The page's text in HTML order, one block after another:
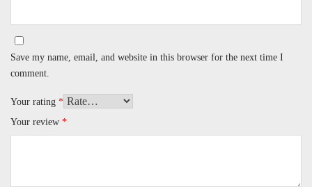
Save my name, email, and website in this browser for the next time I
comment.
Your rating *
Your review *